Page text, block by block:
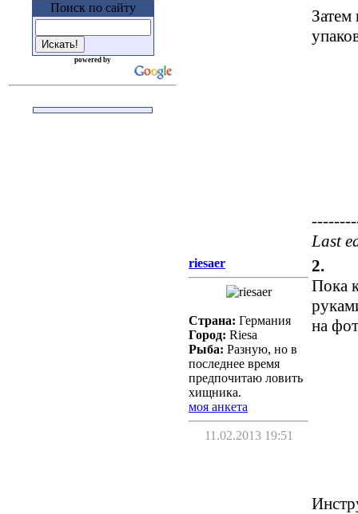
Поиск по сайту
powered by
Last
riesaer
Страна: Германия
Город: Riesa
Рыба: Разную, но в
последнее время
предпочитаю ловить
хищника.
моя анкета
11.02.2013 19:51
2.
Пока
на